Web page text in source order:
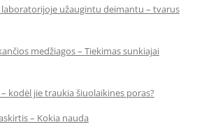
laboratorijoje užaugintu deimantu – tvarus
medžiagos – Tiekimas sunkiajai
kodėl jie traukia šiuolaikines poras?
– Kokia nauda